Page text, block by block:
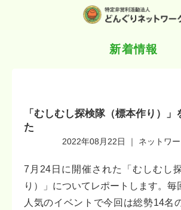
新着情報
「むしむし探検隊（標本作り）」
た
2022年08月22日 ｜ ネットワ
7月24日に開催された「むしむし
り）」についてレポートします。毎
人気のイベントで今回は総勢14名